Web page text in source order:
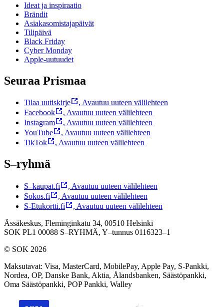
Ideat ja inspiraatio
Brändit
Asiakasomistajapäivät
Tilipäivä
Black Friday
Cyber Monday
Apple-uutuudet
Seuraa Prismaa
Tilaa uutiskirje , Avautuu uuteen välilehteen
Facebook
, Avautuu uuteen välilehteen
Instagram
, Avautuu uuteen välilehteen
YouTube
, Avautuu uuteen välilehteen
TikTok
, Avautuu uuteen välilehteen
S–ryhmä
S–kaupat.fi , Avautuu uuteen välilehteen
Sokos.fi
, Avautuu uuteen välilehteen
S-Etukortti.fi
, Avautuu uuteen välilehteen
Ässäkeskus, Fleminginkatu 34, 00510 Helsinki
SOK PL1 00088 S–RYHMÄ, Y–tunnus 0116323–1
© SOK 2026
Maksutavat: Visa, MasterCard, MobilePay, Apple Pay, S-Pankki,
Nordea, OP, Danske Bank, Aktia, Ålandsbanken, Säästöpankki,
Oma Säästöpankki, POP Pankki, Walley